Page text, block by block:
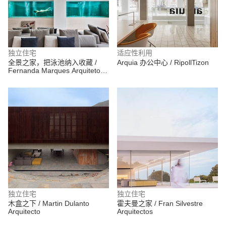
独立住宅
全景之家，把泳池纳入收藏 /
Fernanda Marques Arquitetos
适应性利用
Arquia 办公中心 / RipollTizon
独立住宅
木盒之下 / Martin Dulanto
Arquitecto
独立住宅
霍夫曼之家 / Fran Silvestre
Arquitectos